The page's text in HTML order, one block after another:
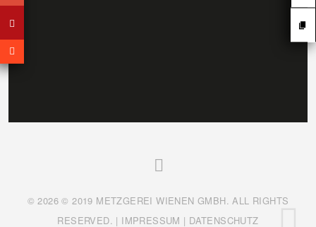
© 2026 © 2019 METZGEREI WIENEN GMBH. ALL RIGHTS
RESERVED. | IMPRESSUM | DATENSCHUTZ